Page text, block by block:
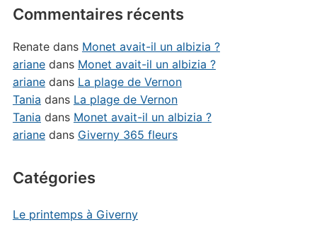
Commentaires récents
Renatedans Monet avait-il un albizia ?
arianedans Monet avait-il un albizia ?
arianedans La plage de Vernon
Tania dans La plage de Vernon
Tania dans Monet avait-il un albizia ?
arianedans Giverny 365 fleurs
Catégories
Le printemps à Giverny